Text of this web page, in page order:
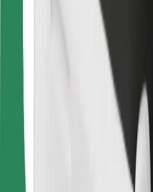
Para estafetas
Para gestores de frota
Para restaurantes
Bolt for Business
Termos & Condições